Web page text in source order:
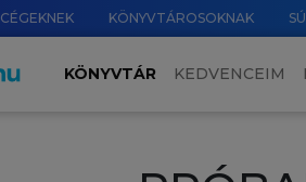
CÉGEKNEK KÖNYVTÁROSOKNAK
KÖNYVTÁR KEDVENCEIM